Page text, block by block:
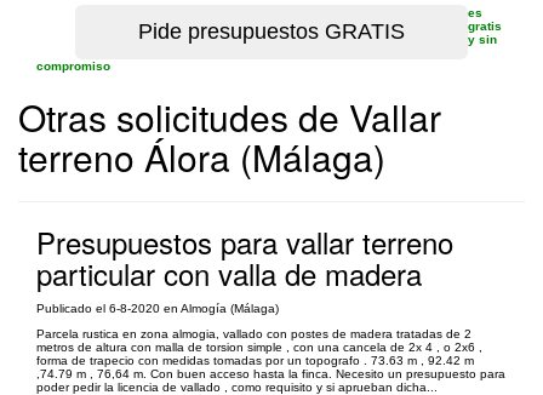
es
gratis
y sin
compromiso
Otras solicitudes de Vallar
terreno Álora (Málaga)
Presupuestos para vallar terreno
particular con valla de madera
Publicado el 6-8-2020 en Almogía (Málaga)
Parcela rustica en zona almogia, vallado con postes de madera tratadas de 2
metros de altura con malla de torsion simple , con una cancela de 2x 4 , o 2x6 ,
forma de trapecio con medidas tomadas por un topografo . 73.63 m , 92.42 m
,74.79 m , 76,64 m. Con buen acceso hasta la finca. Necesito un presupuesto para
poder pedir la licencia de vallado , como requisito y si aprueban dicha...